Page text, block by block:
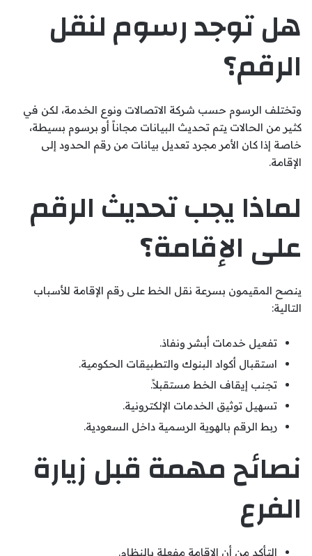
هل توجد رسوم لنقل
الرقم؟
وتختلف الرسوم حسب شركة الاتصالات ونوع الخدمة، لكن في
كثير من الحالات يتم تحديث البيانات مجاناً أو برسوم بسيطة،
خاصة إذا كان الأمر مجرد تعديل بيانات من رقم الحدود إلى
الإقامة.
لماذا يجب تحديث الرقم
على الإقامة؟
ينصح المقيمون بسرعة نقل الخط على رقم الإقامة للأسباب
التالية:
تفعيل خدمات أبشر ونفاذ.
استقبال أكواد البنوك والتطبيقات الحكومية.
تجنب إيقاف الخط مستقبلاً.
تسهيل توثيق الخدمات الإلكترونية.
ربط الرقم بالهوية الرسمية داخل السعودية.
نصائح مهمة قبل زيارة
الفرع
التأكد من أن الإقامة مفعلة بالنظام.